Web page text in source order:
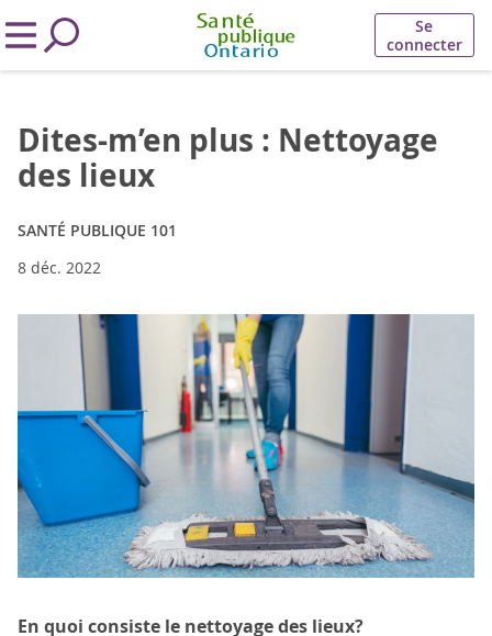
Se
connecter
Dites-m’en plus : Nettoyage
des lieux
SANTÉ PUBLIQUE 101
8 déc. 2022
En quoi consiste le nettoyage des lieux?